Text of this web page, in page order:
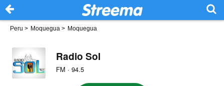
Peru > Moquegua > Moquegua
Radio Sol
FM · 94.5